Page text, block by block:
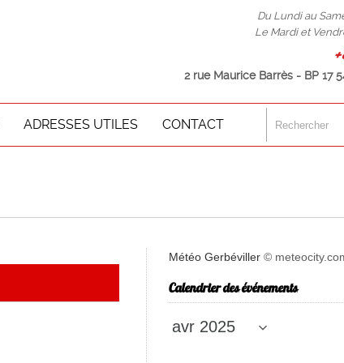
Du Lundi au
Le Mardi et
2 rue Maurice Barrès - BP 17
ADRESSES UTILES CONTACT
Météo Gerbéviller ©
Calendrier des événements